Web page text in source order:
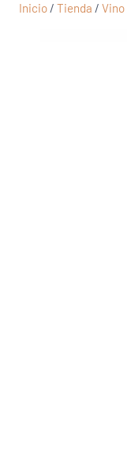
Inicio / Tienda / Vino